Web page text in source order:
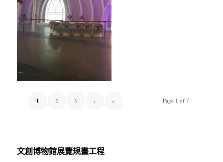
Page 1 of 7
1 2 3 › »
文創博物館展覽規畫工程